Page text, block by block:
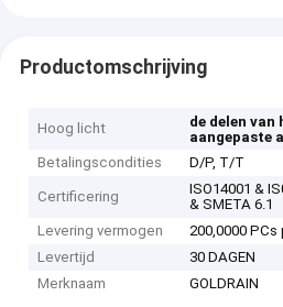
Productomschrijving
Hoog licht de delen
aangepaste
Betalingscondities
D/P, T/T
Certificering
ISO14001 &
& SMETA 6.1
Levering vermogen
200,0000 PCs
Levertijd
30 DAGEN
Merknaam
GOLDRAIN